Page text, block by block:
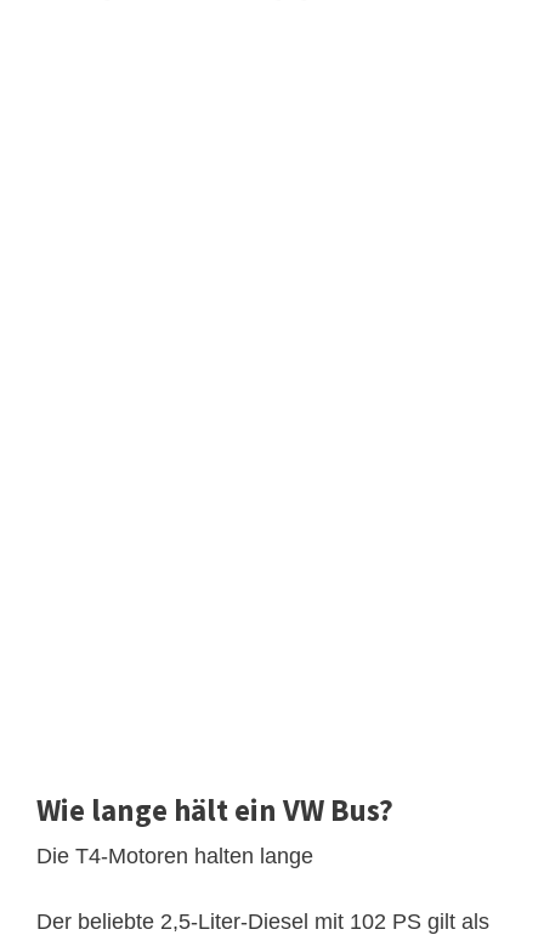
Wie lange hält ein VW Bus?
Die T4-Motoren halten lange
Der beliebte 2,5-Liter-Diesel mit 102 PS gilt als